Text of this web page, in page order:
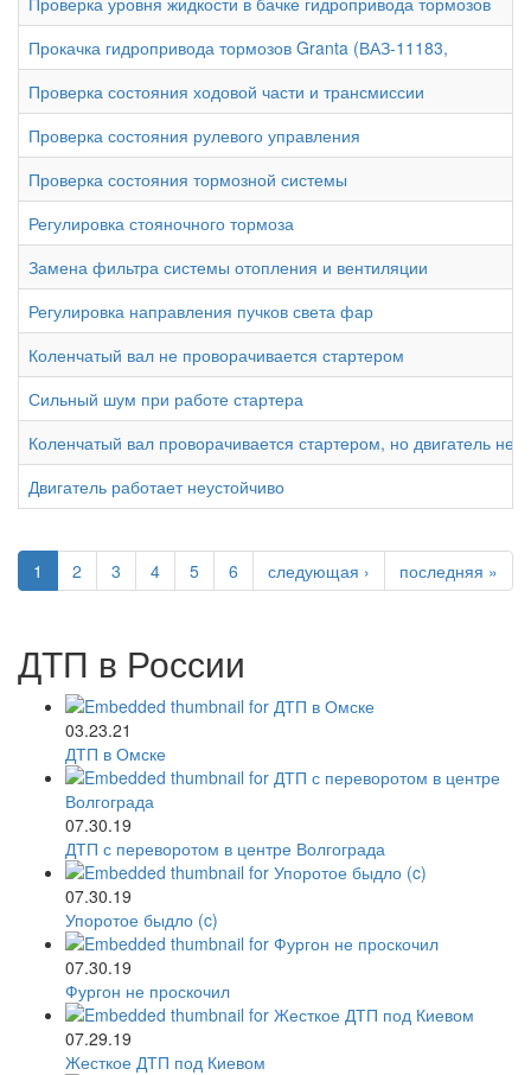
Прокачка гидропривода тормозов Granta (ВАЗ-11183,
Проверка состояния ходовой части и трансмиссии
Проверка состояния рулевого управления
Проверка состояния тормозной системы
Регулировка стояночного тормоза
Замена фильтра системы отопления и вентиляции
Регулировка направления пучков света фар
Коленчатый вал не проворачивается стартером
Сильный шум при работе стартера
Коленчатый вал проворачивается стартером, но двигатель не
Двигатель работает неустойчиво
1 2 3 4 5 6 следующая › последняя »
ДТП в России
03.23.21
ДТП в Омске
07.30.19
ДТП с переворотом в центре Волгограда
07.30.19
Упоротое быдло (c)
07.30.19
Фургон не проскочил
07.29.19
Жесткое ДТП под Киевом